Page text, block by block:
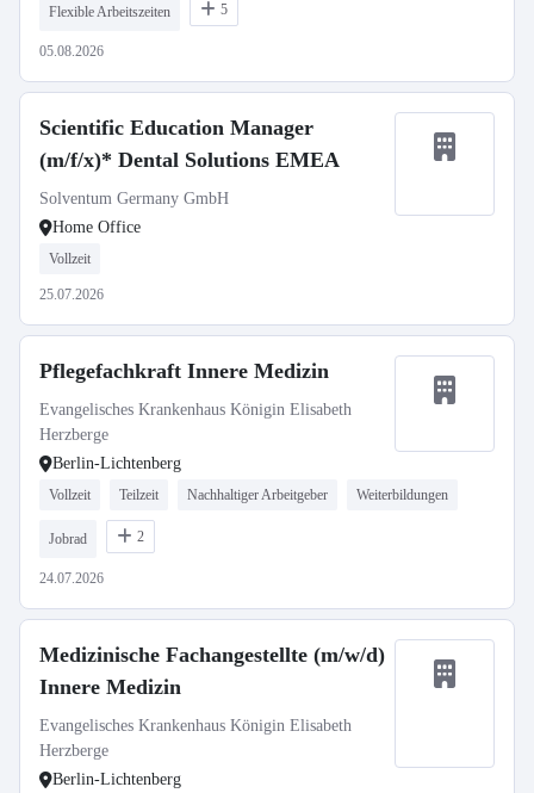
Flexible Arbeitszeiten 5
05.08.2026
Scientific Education Manager
(m/f/x)* Dental Solutions EMEA
Solventum Germany GmbH
Home Office
Vollzeit
25.07.2026
Pflegefachkraft Innere Medizin
Evangelisches Krankenhaus Königin Elisabeth
Herzberge
Berlin-Lichtenberg
Vollzeit Teilzeit Nachhaltiger Arbeitgeber Weiterbildungen
Jobrad 2
24.07.2026
Medizinische Fachangestellte (m/w/d)
Innere Medizin
Evangelisches Krankenhaus Königin Elisabeth
Herzberge
Berlin-Lichtenberg